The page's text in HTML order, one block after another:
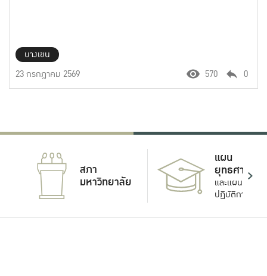
บางเขน
23 กรกฎาคม 2569
570 0
สภา
มหาวิทยาลัย
แผน
ยุทธศาสตร์
และแผน
ปฏิบัติการ